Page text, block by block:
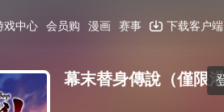
戏中心 会员购 漫画 赛事 下载客户端
幕末替身傳說（僅限